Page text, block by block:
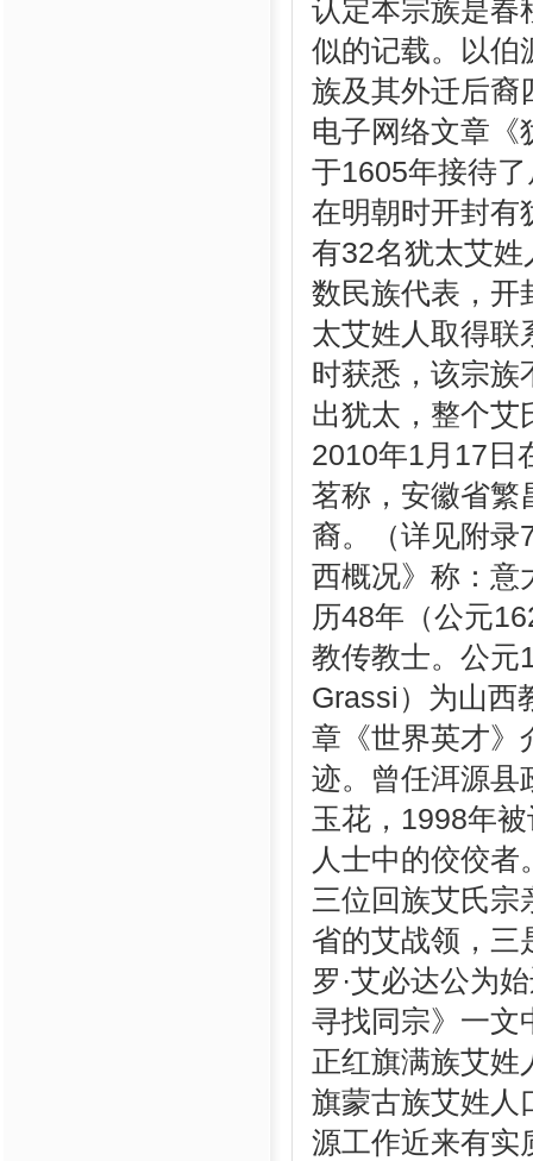
认定本宗族是春
似的记载。以伯
族及其外迁后
电子网络文章《
于1605年接待
在明朝时开封有
有32名犹太艾
数民族代表，开
太艾姓人取得联
时获悉，该宗族
出犹太，整个艾
2010年1月17日
茗称，安徽省繁
裔。（详见附
西概况》称：意
历48年（公元
教传教士。公
Grassi）为山西
章《世界英才》
迹。曾任洱源县
玉花，1998年
人士中的佼佼
三位回族艾氏宗
省的艾战领，
罗·艾必达公为
寻找同宗》一文
正红旗满族艾姓
旗蒙古族艾姓人
源工作近来有实